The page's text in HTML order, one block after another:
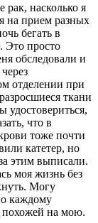
рак, насколько я
на прием разных
бегать в
Это просто
обследовали и
отделении при
ткани
удостовериться,
что в
тоже почти
катетер, но
этим выписали.
моя жизнь без
Могу
каждому
похожей на мою.